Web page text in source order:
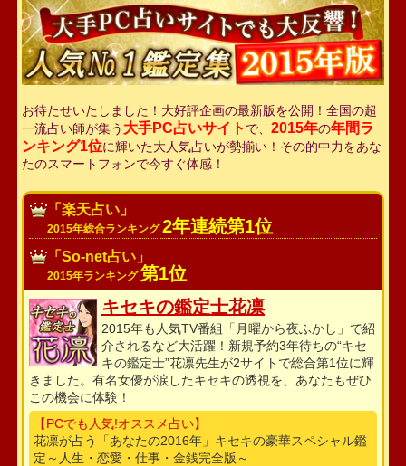
お待たせいたしました！大好評企画の最新版を公開！全国の超
一流占い師が集う 大手PC占いサイト で、 2015年の年間ラ
ンキング1位に輝いた大人気占いが勢揃い！その的中力をあな
たのスマートフォンで今すぐ体感！
「楽天占い」
2015年総合ランキング2年連続第1位
「So-net占い」
2015年ランキング第1位
キセキの鑑定士花凛
2015年も人気TV番組「月曜から夜ふかし」で紹
介されるなど大活躍！新規予約3年待ちの“キセ
キの鑑定士”花凛先生が2サイトで総合第1位に輝
きました。有名女優が涙したキセキの透視を、あなたもぜひ
この機会に体験！
【PCでも人気!オススメ占い】
花凛が占う「あなたの2016年」キセキの豪華スペシャル鑑
定～人生・恋愛・仕事・金銭完全版～